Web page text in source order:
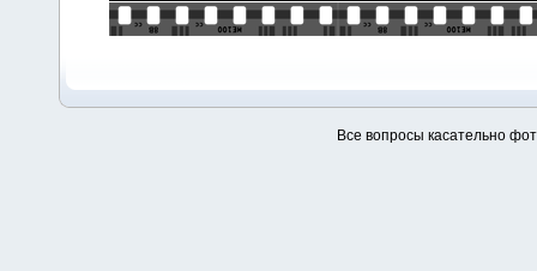
Все вопросы касательно